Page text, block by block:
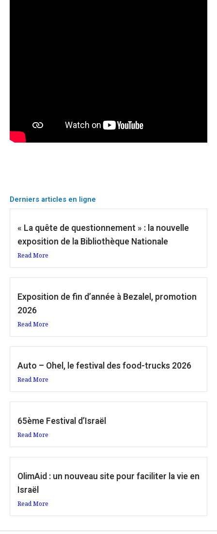
Derniers articles en ligne
« La quête de questionnement » : la nouvelle
exposition de la Bibliothèque Nationale
Read More
Exposition de fin d’année à Bezalel, promotion
2026
Read More
Auto – Ohel, le festival des food-trucks 2026
Read More
65ème Festival d’Israël
Read More
OlimAid : un nouveau site pour faciliter la vie en
Israël
Read More